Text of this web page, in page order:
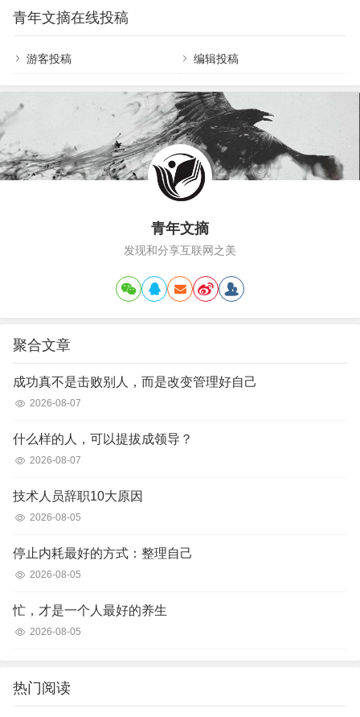
留出一个可以安抚内心的空间，即便是在周边放一
株油菜花，那鲜艳的生机，也可以点缀整个空间，
多出一抹…
以居住为目的装置。随着时间的推移，它们逐渐演
变成一种更为复杂和精致的空间，不仅仅用于居
住，还加入了更多的文化和艺术元素。如果我有个
院子，那它一定是中式庭院的模样【一】普通中式
来看看普通的中式庭院，它一般是住宅的一部分；
通常由房屋、庭…
青年文摘在线投稿
游客投稿 编辑投稿
青年文摘
发现和分享互联网之美
聚合文章
成功真不是击败别人，而是改变管理好自己
2026-08-07
什么样的人，可以提拔成领导？
2026-08-07
技术人员辞职10大原因
2026-08-05
停止内耗最好的方式：整理自己
2026-08-05
忙，才是一个人最好的养生
2026-08-05
热门阅读